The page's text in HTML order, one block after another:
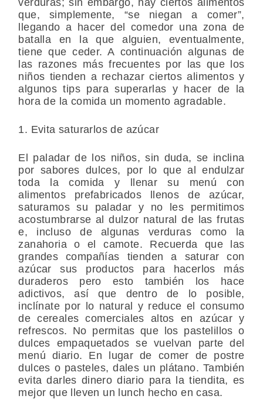
que, simplemente, “se niegan a comer”,
llegando a hacer del comedor una zona de
batalla en la que alguien, eventualmente,
tiene que ceder. A continuación algunas de
las razones más frecuentes por las que los
niños tienden a rechazar ciertos alimentos y
algunos tips para superarlas y hacer de la
hora de la comida un momento agradable.
1. Evita saturarlos de azúcar
El paladar de los niños, sin duda, se inclina
por sabores dulces, por lo que al endulzar
toda la comida y llenar su menú con
alimentos prefabricados llenos de azúcar,
saturamos su paladar y no les permitimos
acostumbrarse al dulzor natural de las frutas
e, incluso de algunas verduras como la
zanahoria o el camote. Recuerda que las
grandes compañías tienden a saturar con
azúcar sus productos para hacerlos más
duraderos pero esto también los hace
adictivos, así que dentro de lo posible,
inclínate por lo natural y reduce el consumo
de cereales comerciales altos en azúcar y
refrescos. No permitas que los pastelillos o
dulces empaquetados se vuelvan parte del
menú diario. En lugar de comer de postre
dulces o pasteles, dales un plátano. También
evita darles dinero diario para la tiendita, es
mejor que lleven un lunch hecho en casa.